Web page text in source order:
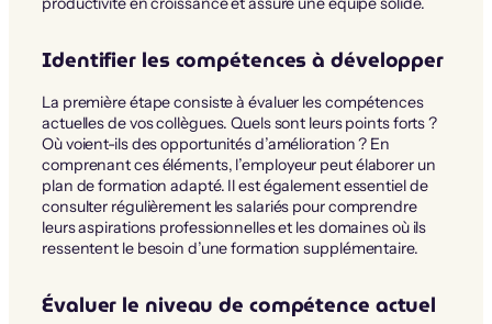
Identifier les compétences à développer
La première étape consiste à évaluer les compétences
actuelles de vos collègues. Quels sont leurs points forts ?
Où voient-ils des opportunités d’amélioration ? En
comprenant ces éléments, l’employeur peut élaborer un
plan de formation adapté. Il est également essentiel de
consulter régulièrement les salariés pour comprendre
leurs aspirations professionnelles et les domaines où ils
ressentent le besoin d’une formation supplémentaire.
Évaluer le niveau de compétence actuel